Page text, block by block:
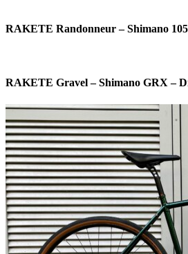
RAKETE Randonneur – Shimano
RAKETE Gravel – Shimano GRX –